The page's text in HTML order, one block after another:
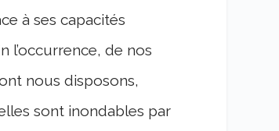
à ses capacités
l’occurrence, de nos
nous disposons,
sont inondables par